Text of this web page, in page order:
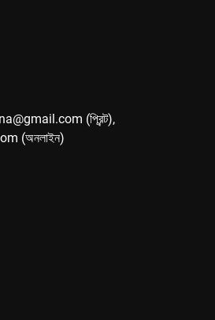
(প্রিন্ট),
(অনলাইন)